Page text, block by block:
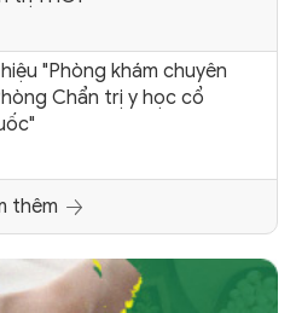
"Phòng khám chuyên
Chẩn trị y học cổ
thêm